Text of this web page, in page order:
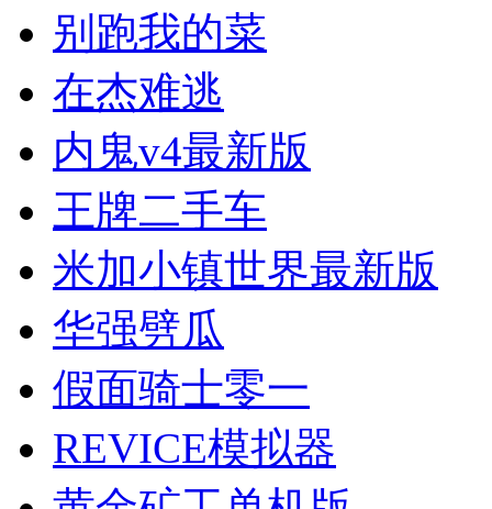
别跑我的菜
在杰难逃
内鬼v4最新版
王牌二手车
米加小镇世界最新版
华强劈瓜
假面骑士零一
REVICE模拟器